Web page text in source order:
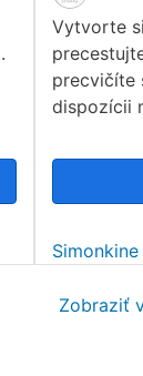
Vytvorte
precvičíte
dispozícii
Zobraziť